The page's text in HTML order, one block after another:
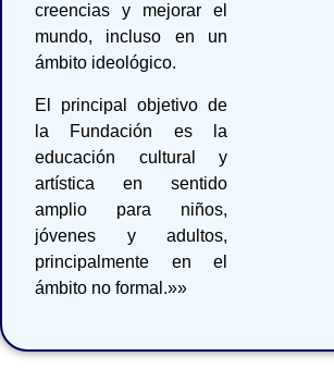
creencias y mejorar el
mundo, incluso en un
ámbito ideológico.
El principal objetivo de
la Fundación es la
educación cultural y
artística en sentido
amplio para niños,
jóvenes y adultos,
principalmente en el
ámbito no formal.»»